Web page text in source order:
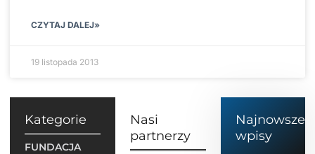
CZYTAJ DALEJ»
19 listopada 2013
Kategorie
FUNDACJA
Nasi
partnerzy
Najnowsze
wpisy